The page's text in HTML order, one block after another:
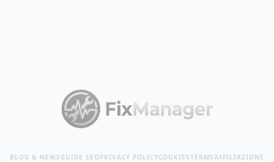
BLOG & NEWS GUIDE SEO PRIVACY POLICYCOOKIESTERMSAFFILIAZIONE